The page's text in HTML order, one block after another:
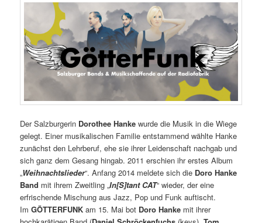
Der Salzburgerin Dorothee Hanke wurde die Musik in die Wiege
gelegt. Einer musikalischen Familie entstammend wählte Hanke
zunächst den Lehrberuf, ehe sie ihrer Leidenschaft nachgab und
sich ganz dem Gesang hingab. 2011 erschien ihr erstes Album
„Weihnachtslieder“. Anfang 2014 meldete sich die Doro Hanke
Band mit ihrem Zweitling „In[S]tant CAT“ wieder, der eine
erfrischende Mischung aus Jazz, Pop und Funk auftischt.
ImGÖTTERFUNK am 15. Mai bot Doro Hanke mit ihrer